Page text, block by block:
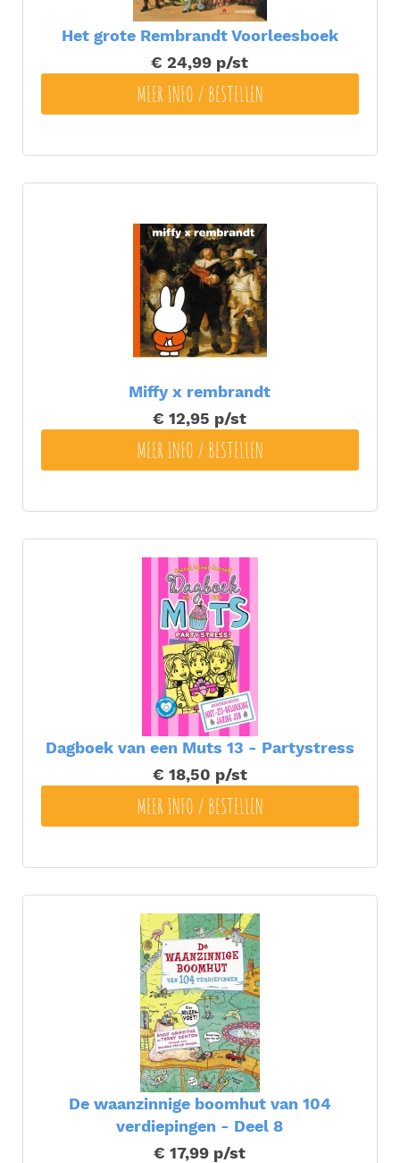
Het grote Rembrandt Voorleesboek
€ 24,99 p/st
MEER INFO / BESTELLEN
Miffy x rembrandt
€ 12,95 p/st
MEER INFO / BESTELLEN
Dagboek van een Muts 13 - Partystress
€ 18,50 p/st
MEER INFO / BESTELLEN
De waanzinnige boomhut van 104
verdiepingen - Deel 8
€ 17,99 p/st